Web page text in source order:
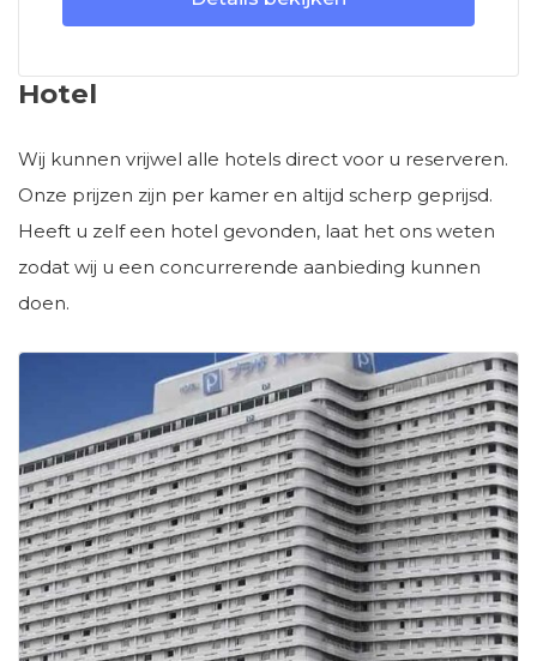
Hotel
Wij kunnen vrijwel alle hotels direct voor u reserveren.
Onze prijzen zijn per kamer en altijd scherp geprijsd.
Heeft u zelf een hotel gevonden, laat het ons weten
zodat wij u een concurrerende aanbieding kunnen
doen.